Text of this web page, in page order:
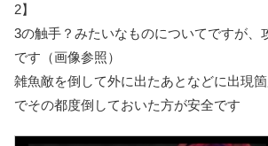
2】
3の触手？みたいなものについてですが、
です（画像参照）
雑魚敵を倒して外に出たあとなどに出現
でその都度倒しておいた方が安全です